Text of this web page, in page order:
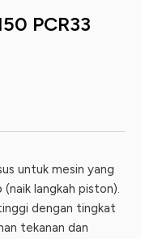
PCR33
untuk mesin yang
langkah piston).
dengan tingkat
tekanan dan